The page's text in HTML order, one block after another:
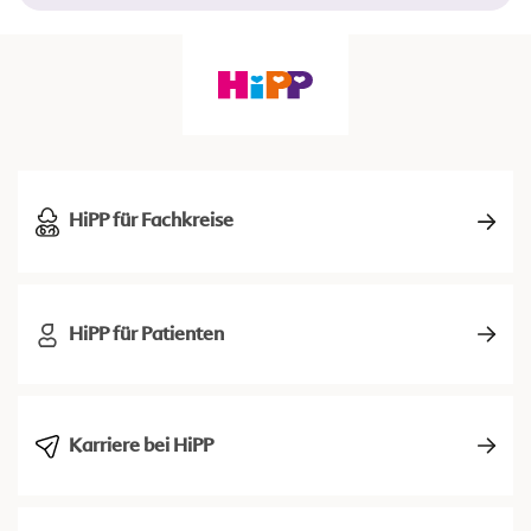
HiPP für Fachkreise
HiPP für Patienten
Karriere bei HiPP